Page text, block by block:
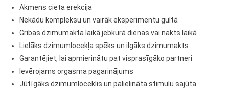
Akmens cieta erekcija
Nekādu kompleksu un vairāk eksperimentu gultā
Gribas dzimumakta laikā jebkurā dienas vai nakts laikā
Lielāks dzimumlocekļa spēks un ilgāks dzimumakts
Garantējiet, lai apmierinātu pat visprasīgāko partneri
Ievērojams orgasma pagarinājums
Jūtīgāks dzimumloceklis un palielināta stimulu sajūta